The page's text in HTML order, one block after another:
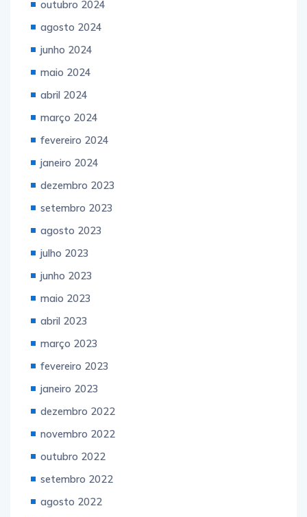
outubro 2024
agosto 2024
junho 2024
maio 2024
abril 2024
março 2024
fevereiro 2024
janeiro 2024
dezembro 2023
setembro 2023
agosto 2023
julho 2023
junho 2023
maio 2023
abril 2023
março 2023
fevereiro 2023
janeiro 2023
dezembro 2022
novembro 2022
outubro 2022
setembro 2022
agosto 2022